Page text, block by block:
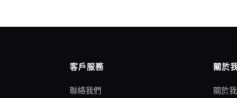
客戶服務
聯絡我們
關於
關於